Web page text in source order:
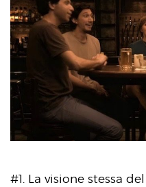
#1. La visione stessa